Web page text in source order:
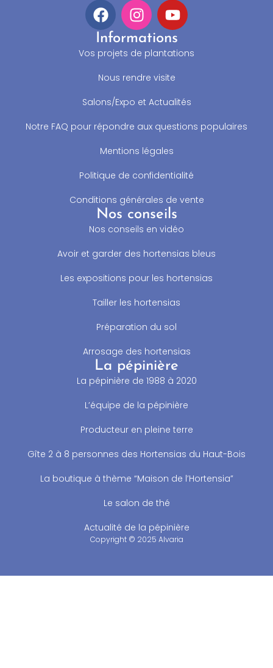
Informations
Vos projets de plantations
Nous rendre visite
Salons/Expo et Actualités
Notre FAQ pour répondre aux questions populaires
Mentions légales
Politique de confidentialité
Conditions générales de vente
Nos conseils
Nos conseils en vidéo
Avoir et garder des hortensias bleus
Les expositions pour les hortensias
Tailler les hortensias
Préparation du sol
Arrosage des hortensias
La pépinière
La pépinière de 1988 à 2020
L’équipe de la pépinière
Producteur en pleine terre
Gîte 2 à 8 personnes des Hortensias du Haut-Bois
La boutique à thème “Maison de l’Hortensia”
Le salon de thé
Actualité de la pépinière
Copyright © 2025 Alvaria